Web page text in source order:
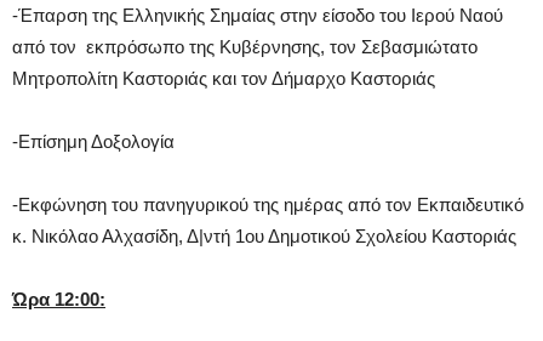
-Έπαρση της Ελληνικής Σημαίας στην είσοδο του Ιερού Ναού
από τον εκπρόσωπο της Κυβέρνησης, τον Σεβασμιώτατο
Μητροπολίτη Καστοριάς και τον Δήμαρχο Καστοριάς
-Επίσημη Δοξολογία
-Εκφώνηση του πανηγυρικού της ημέρας από τον Εκπαιδευτικό
κ. Νικόλαο Αλχασίδη, Δ|ντή 1ου Δημοτικού Σχολείου Καστοριάς
Ώρα 12:00: